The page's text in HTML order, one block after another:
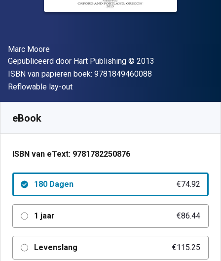
Auteur(s)
Marc Moore
Uitgever
Gepubliceerd door Hart Publishing Copyright
© 2013
ISBN van papieren boek: 9781849460088
Indeling
Reflowable lay-out
eBook
ISBN van eText: 9781782250876
180 Dagen €74.92
1 jaar €86.44
Levenslang €115.25